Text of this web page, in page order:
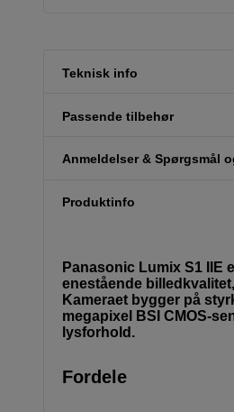
Teknisk info
Passende tilbehør
Anmeldelser & Spørgsmål
Produktinfo
Panasonic Lumix S1 IIE
enestående
Kameraet bygger på
megapixel BSI CMOS-
lysforhold.
Fordele